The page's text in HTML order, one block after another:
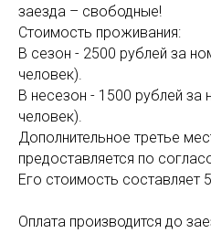
заезда – свободные!
Стоимость проживания:
В сезон - 2500 рублей за
человек).
В несезон - 1500 рублей за
человек).
Дополнительное третье
предоставляется по
Его стоимость составляет
Оплата производится до